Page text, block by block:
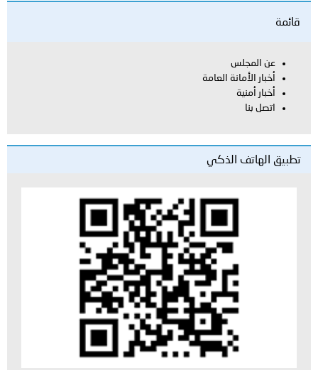
قائمة
عن المجلس
أخبار الأمانة العامة
أخبار أمنية
اتصل بنا
تطبيق الهاتف الذكي